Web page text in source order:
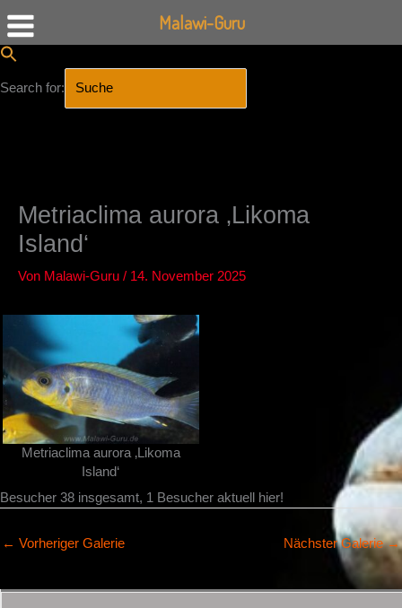
Search for:
Metriaclima aurora ‚Likoma
Island‘
Von Malawi-Guru / 14. November 2025
Metriaclima aurora ‚Likoma
Island‘
Besucher 38 insgesamt, 1 Besucher aktuell hier!
← Vorheriger Galerie Nächster Galerie→
Malawi-Guru